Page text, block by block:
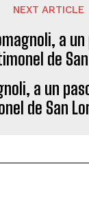
NEXT ARTICLE
a un
de San